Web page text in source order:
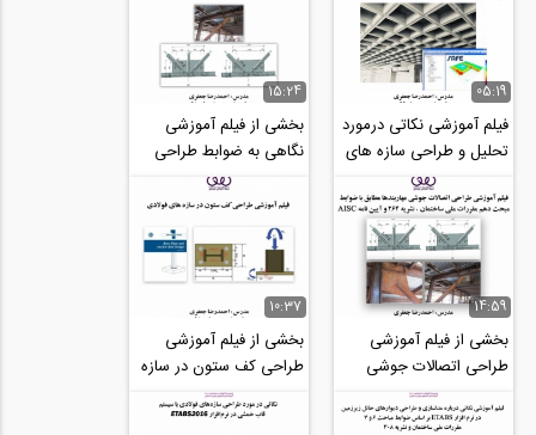
05:19
فیلم آموزشی نکاتی درمورد
تحلیل و طراحی سازه های
باسیستم سقف دال مشبک
(وافل)
15:24
بخشی از فیلم آموزشی
نگاهی به ضوابط طراحی
اتصالات جوشی مهاربندها
مطابق مبحث دهم...
14:59
بخشی از فیلم آموزشی
طراحی اتصالات جوشی
مهاربندها مطابق با ضوابط
مبحث دهم مقررات...
10:37
بخشی از فیلم آموزشی
طراحی کف ستون در سازه
های فولادی